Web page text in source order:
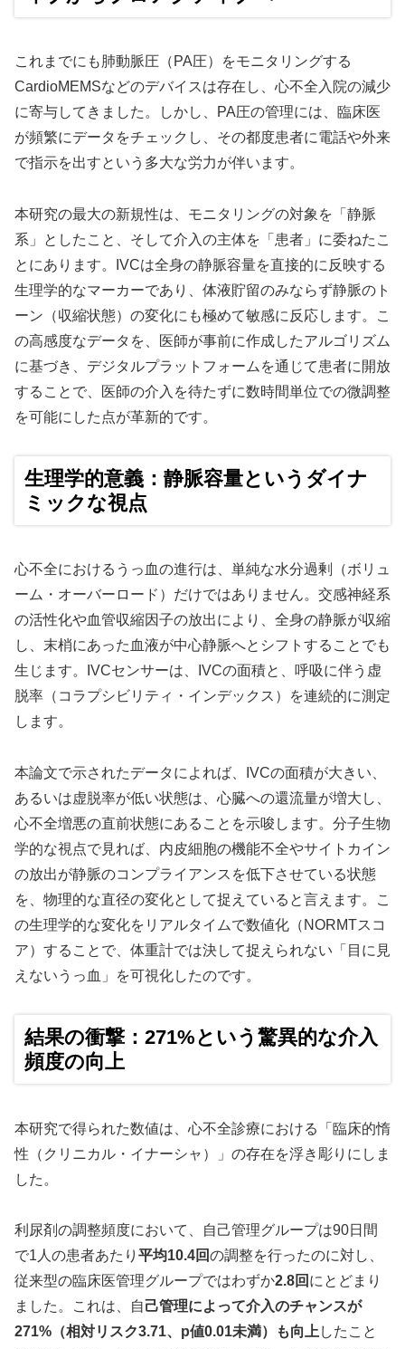
これまでにも肺動脈圧（PA圧）をモニタリングする
CardioMEMSなどのデバイスは存在し、心不全入院の減少
に寄与してきました。しかし、PA圧の管理には、臨床医
が頻繁にデータをチェックし、その都度患者に電話や外来
で指示を出すという多大な労力が伴います。
本研究の最大の新規性は、モニタリングの対象を「静脈
系」としたこと、そして介入の主体を「患者」に委ねたこ
とにあります。IVCは全身の静脈容量を直接的に反映する
生理学的なマーカーであり、体液貯留のみならず静脈のト
ーン（収縮状態）の変化にも極めて敏感に反応します。こ
の高感度なデータを、医師が事前に作成したアルゴリズム
に基づき、デジタルプラットフォームを通じて患者に開放
することで、医師の介入を待たずに数時間単位での微調整
を可能にした点が革新的です。
生理学的意義：静脈容量というダイナ
ミックな視点
心不全におけるうっ血の進行は、単純な水分過剰（ボリュ
ーム・オーバーロード）だけではありません。交感神経系
の活性化や血管収縮因子の放出により、全身の静脈が収縮
し、末梢にあった血液が中心静脈へとシフトすることでも
生じます。IVCセンサーは、IVCの面積と、呼吸に伴う虚
脱率（コラプシビリティ・インデックス）を連続的に測定
します。
本論文で示されたデータによれば、IVCの面積が大きい、
あるいは虚脱率が低い状態は、心臓への還流量が増大し、
心不全増悪の直前状態にあることを示唆します。分子生物
学的な視点で見れば、内皮細胞の機能不全やサイトカイン
の放出が静脈のコンプライアンスを低下させている状態
を、物理的な直径の変化として捉えていると言えます。こ
の生理学的な変化をリアルタイムで数値化（NORMTスコ
ア）することで、体重計では決して捉えられない「目に見
えないうっ血」を可視化したのです。
結果の衝撃：271%という驚異的な介入
頻度の向上
本研究で得られた数値は、心不全診療における「臨床的惰
性（クリニカル・イナーシャ）」の存在を浮き彫りにしま
した。
利尿剤の調整頻度において、自己管理グループは90日間
で1人の患者あたり 平均10.4回の調整を行ったのに対し、
従来型の臨床医管理グループではわずか2.8回 にとどまり
ました。これは、自己管理によって介入のチャンスが
271%（相対リスク3.71、p値0.01未満）も向上 したこと